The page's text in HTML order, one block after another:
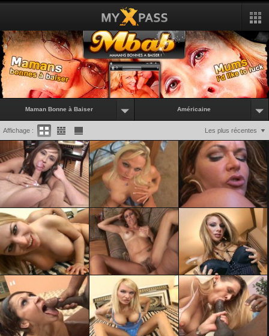
Maman Bonne à Baiser Américaine
Les plus récentes
Affichage :